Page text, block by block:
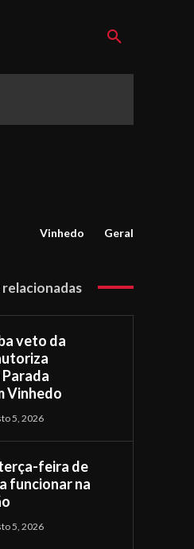
Vinhedo Geral
veto da
Vinhedo
5, 2026
feira de
funcionar na
5, 2026